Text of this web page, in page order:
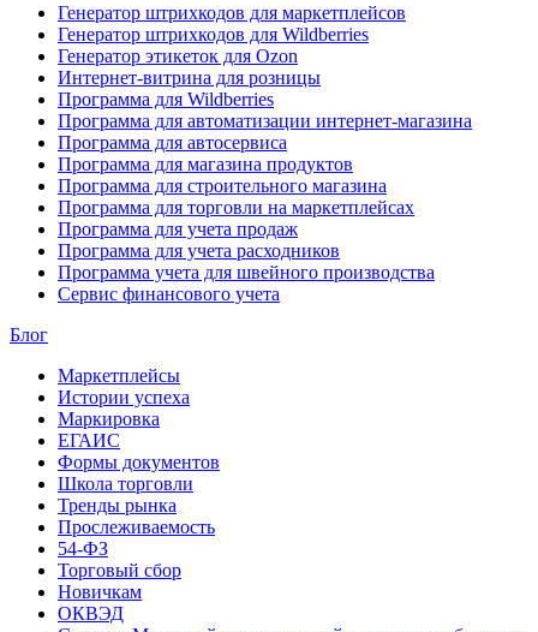
Генератор штрихкодов для маркетплейсов
Генератор штрихкодов для Wildberries
Генератор этикеток для Ozon
Интернет-витрина для розницы
Программа для Wildberries
Программа для автоматизации интернет-магазина
Программа для автосервиса
Программа для магазина продуктов
Программа для строительного магазина
Программа для торговли на маркетплейсах
Программа для учета продаж
Программа для учета расходников
Программа учета для швейного производства
Сервис финансового учета
Блог
Маркетплейсы
Истории успеха
Маркировка
ЕГАИС
Формы документов
Школа торговли
Тренды рынка
Прослеживаемость
54-ФЗ
Торговый сбор
Новичкам
ОКВЭД